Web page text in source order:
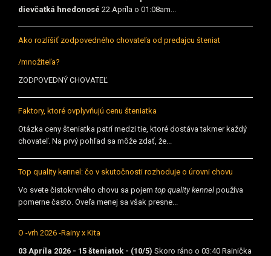
dievčatká hnedonosé 22.Apríla o 01:08am...
Ako rozlíšiť zodpovedného chovateľa od predajcu šteniat
/množiteľa?
ZODPOVEDNÝ CHOVATEĽ
Faktory, ktoré ovplyvňujú cenu šteniatka
Otázka ceny šteniatka patrí medzi tie, ktoré dostáva takmer každý
chovateľ. Na prvý pohľad sa môže zdať, že...
Top quality kennel: čo v skutočnosti rozhoduje o úrovni chovu
Vo svete čistokrvného chovu sa pojem top quality kennel používa
pomerne často. Oveľa menej sa však presne...
O -vrh 2026 -Rainy x Kita
03 Apríla 2026 - 15 šteniatok - (10/5) Skoro ráno o 03:40 Rainička